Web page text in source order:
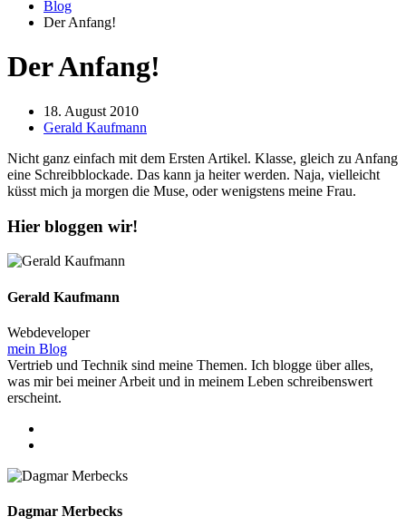
Blog
Der Anfang!
Der Anfang!
18. August 2010
Gerald Kaufmann
Nicht ganz einfach mit dem Ersten Artikel. Klasse, gleich zu Anfang
eine Schreibblockade. Das kann ja heiter werden. Naja, vielleicht
küsst mich ja morgen die Muse, oder wenigstens meine Frau.
Hier bloggen wir!
Gerald Kaufmann
Webdeveloper
mein Blog
Vertrieb und Technik sind meine Themen. Ich blogge über alles,
was mir bei meiner Arbeit und in meinem Leben schreibenswert
erscheint.
Dagmar Merbecks